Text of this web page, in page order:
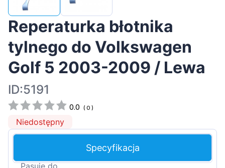
Reperaturka błotnika
tylnego do Volkswagen
Golf 5 2003-2009 / Lewa
ID:5191
0.0 (0 )
Niedostępny
Specyfikacja